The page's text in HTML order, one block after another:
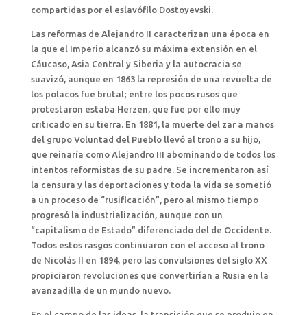
compartidas por el eslavófilo Dostoyevski.
Las reformas de Alejandro II caracterizan una época en
la que el Imperio alcanzó su máxima extensión en el
Cáucaso, Asia Central y Siberia y la autocracia se
suavizó, aunque en 1863 la represión de una revuelta de
los polacos fue brutal; entre los pocos rusos que
protestaron estaba Herzen, que fue por ello muy
criticado en su tierra. En 1881, la muerte del zar a manos
del grupo Voluntad del Pueblo llevó al trono a su hijo,
que reinaría como Alejandro III abominando de todos los
intentos reformistas de su padre. Se incrementaron así
la censura y las deportaciones y toda la vida se sometió
a un proceso de “rusificación”, pero al mismo tiempo
progresó la industrialización, aunque con un
“capitalismo de Estado” diferenciado del de Occidente.
Todos estos rasgos continuaron con el acceso al trono
de Nicolás II en 1894, pero las convulsiones del siglo XX
propiciaron revoluciones que convertirían a Rusia en la
avanzadilla de un mundo nuevo.